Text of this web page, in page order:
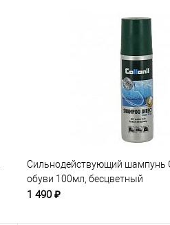
Сильнодействующий шампунь
обуви 100мл, бесцветный
1 490 ₽